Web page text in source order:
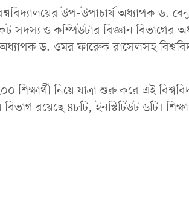
উপ-উপাচার্য অধ্যাপক ড.
সদস্য ও কম্পিউটার বিজ্ঞান বিভাগের
ড. ওমর ফারেুক রাসেলসহ
শিক্ষার্থী নিয়ে যাত্রা শুরু করে এই
রয়েছে ৪৮টি, ইনস্টিটিউট ৬টি।